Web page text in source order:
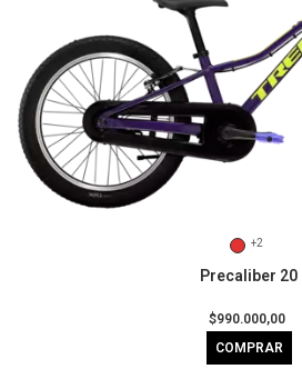
+2
Precaliber 20
$990.000,00
COMPRAR